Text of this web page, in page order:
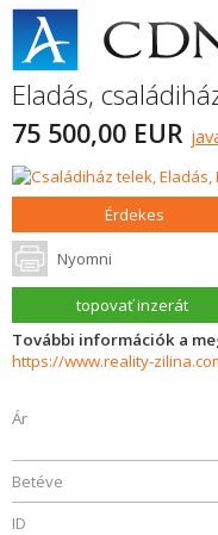
Eladás,
75 500,00 EUR
Érdekes
Nyomni
topovať inzerát
További információk a
Ár
Betéve
ID